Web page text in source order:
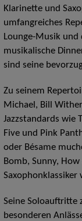
Klarinette und
umfangreiches
Lounge-Musik
musikalische
sind seine
Zu seinem
Michael, Bill
Jazzstandards wie
Five und Pink
oder Bésame
Bomb, Sunny,
Saxophonklassiker
Seine Soloauftritte
besonderen